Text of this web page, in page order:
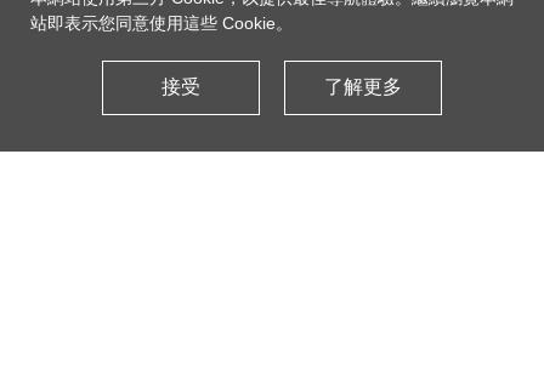
站即表示您同意使用這些 Cookie。
接受 了解更多